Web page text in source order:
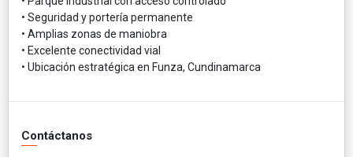
• Seguridad y portería permanente
• Amplias zonas de maniobra
• Excelente conectividad vial
• Ubicación estratégica en Funza, Cundinamarca
Contáctanos